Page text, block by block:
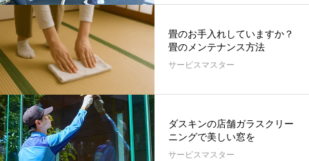
畳のお手入れしていますか？
畳のメンテナンス方法
サービスマスター
ダスキンの店舗ガラスクリー
ニングで美しい窓を
サービスマスター